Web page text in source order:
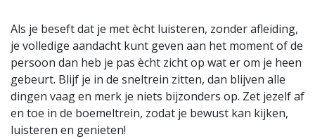
Als je beseft dat je met ècht luisteren, zonder afleiding,
je volledige aandacht kunt geven aan het moment of de
persoon dan heb je pas ècht zicht op wat er om je heen
gebeurt. Blijf je in de sneltrein zitten, dan blijven alle
dingen vaag en merk je niets bijzonders op. Zet jezelf af
en toe in de boemeltrein, zodat je bewust kan kijken,
luisteren en genieten!